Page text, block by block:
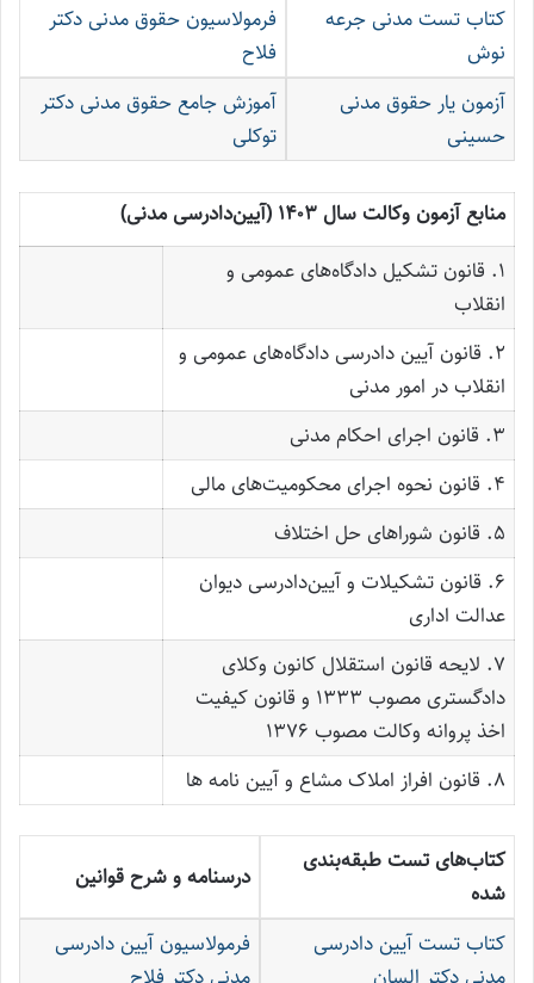
کتاب تست مدنی جرعه
نوش
فرمولاسیون حقوق مدنی دکتر
فلاح
آزمون یار حقوق مدنی
حسینی
آموزش جامع حقوق مدنی دکتر
توکلی
منابع آزمون وکالت سال ۱۴۰۳ (آیین‌دادرسی مدنی)
۱. قانون تشکیل دادگاه‌های عمومی و
انقلاب
۲. قانون آیین دادرسی دادگاه‌های عمومی و
انقلاب در امور مدنی
۳. قانون اجرای احکام مدنی
۴. قانون نحوه اجرای محکومیت‌های مالی
۵. قانون شوراهای حل اختلاف
۶. قانون تشکیلات و آیین‌دادرسی دیوان
عدالت اداری
۷. لایحه قانون استقلال کانون وکلای
دادگستری مصوب ۱۳۳۳ و قانون کیفیت
اخذ پروانه وکالت مصوب ۱۳۷۶
۸. قانون افراز املاک مشاع و آیین نامه ها
کتاب‌های تست طبقه‌بندی
شده
درسنامه و شرح قوانین
کتاب تست آیین دادرسی
فرمولاسیون آیین دادرسی